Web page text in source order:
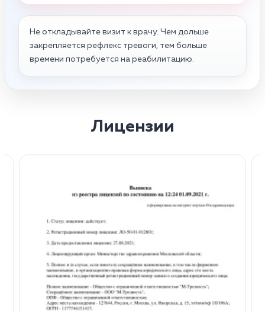
Не откладывайте визит к врачу. Чем дольше
закрепляется рефлекс тревоги, тем больше
времени потребуется на реабилитацию.
Лицензии